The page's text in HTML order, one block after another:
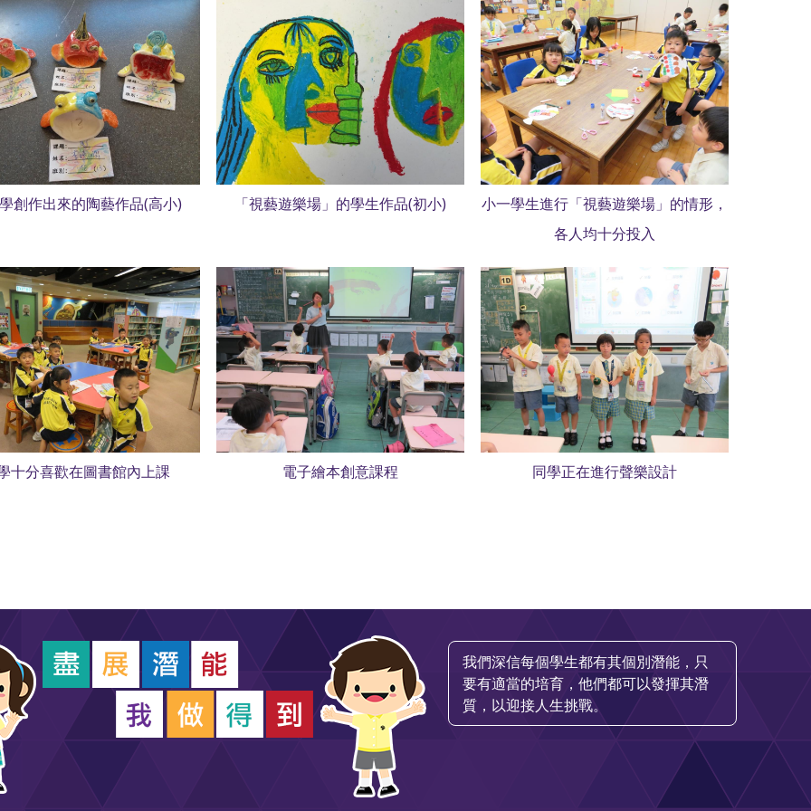
創作出來的陶藝作品(高小) 「視藝遊樂場」的學生作品(初小)
小一學生進行「視藝遊樂場」的情形，
各人均十分投入
十分喜歡在圖書館內上課 電子繪本創意課程 同學正在進行聲樂設計
我們深信每個學生都有其個別潛能，只
要有適當的培育，他們都可以發揮其潛
質，以迎接人生挑戰。